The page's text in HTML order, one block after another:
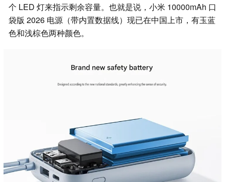
个 LED 灯来指示剩余容量。也就是说，小米 10000mAh 口
袋版 2026 电源（带内置数据线）现已在中国上市，有玉蓝
色和浅棕色两种颜色。